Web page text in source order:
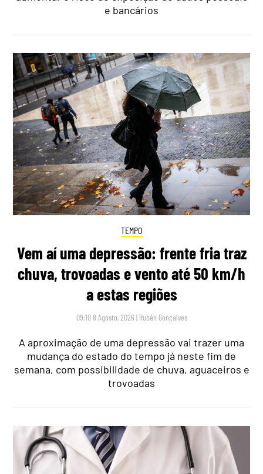
e bancários
TEMPO
Vem aí uma depressão: frente fria traz
chuva, trovoadas e vento até 50 km/h
a estas regiões
09:10 8 Agosto, 2026 | Rubén Gonçalves
A aproximação de uma depressão vai trazer uma
mudança do estado do tempo já neste fim de
semana, com possibilidade de chuva, aguaceiros e
trovoadas